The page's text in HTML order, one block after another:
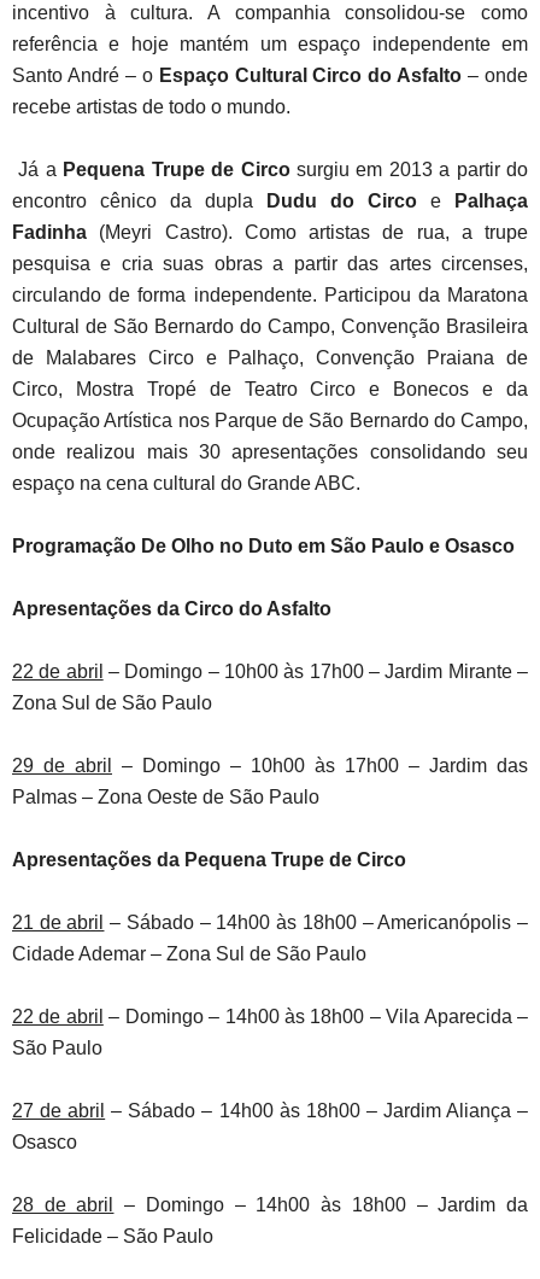
incentivo à cultura. A companhia consolidou-se como
referência e hoje mantém um espaço independente em
Santo André – o Espaço Cultural Circo do Asfalto – onde
recebe artistas de todo o mundo.
Já a Pequena Trupe de Circosurgiu em 2013 a partir do
encontro cênico da dupla
Dudu do Circo e
Palhaça
Fadinha (Meyri Castro). Como artistas de rua, a trupe
pesquisa e cria suas obras a partir das artes circenses,
circulando de forma independente. Participou da Maratona
Cultural de São Bernardo do Campo, Convenção Brasileira
de Malabares Circo e Palhaço, Convenção Praiana de
Circo, Mostra Tropé de Teatro Circo e Bonecos e da
Ocupação Artística nos Parque de São Bernardo do Campo,
onde realizou mais 30 apresentações consolidando seu
espaço na cena cultural do Grande ABC.
Programação De Olho no Duto em São Paulo e Osasco
Apresentações da Circo do Asfalto
22 de abril – Domingo – 10h00 às 17h00 – Jardim Mirante –
Zona Sul de São Paulo
29 de abril
– Domingo – 10h00 às 17h00 – Jardim das
Palmas – Zona Oeste de São Paulo
Apresentações da Pequena Trupe de Circo
21 de abril – Sábado – 14h00 às 18h00 – Americanópolis –
Cidade Ademar – Zona Sul de São Paulo
22 de abril – Domingo – 14h00 às 18h00 – Vila Aparecida –
São Paulo
27 de abril – Sábado – 14h00 às 18h00 – Jardim Aliança –
Osasco
28 de abril
– Domingo – 14h00 às 18h00 – Jardim da
Felicidade – São Paulo